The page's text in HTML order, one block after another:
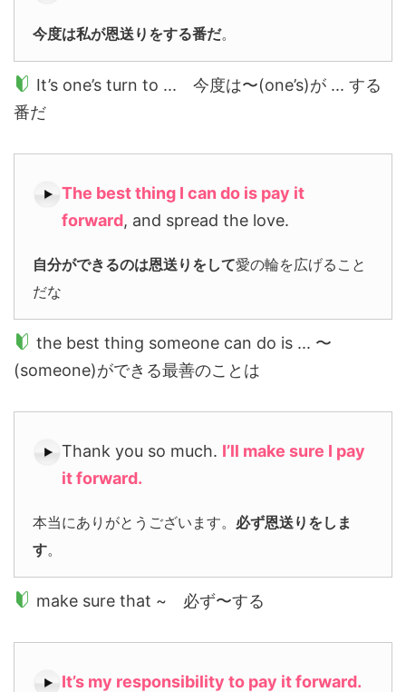
今度は私が恩送りをする番だ。
It’s one’s turn to ... 今度は〜(one’s)が ... する
番だ
The best thing I can do is pay it
forward, and spread the love.
自分ができるのは恩送りをして愛の輪を広げること
だな
the best thing someone can do is ... 〜
(someone)ができる最善のことは
Thank you so much. I’ll make sure I pay
it forward.
本当にありがとうございます。 必ず恩送りをしま
す。
make sure that ~ 必ず〜する
It’s my responsibility to pay it forward.